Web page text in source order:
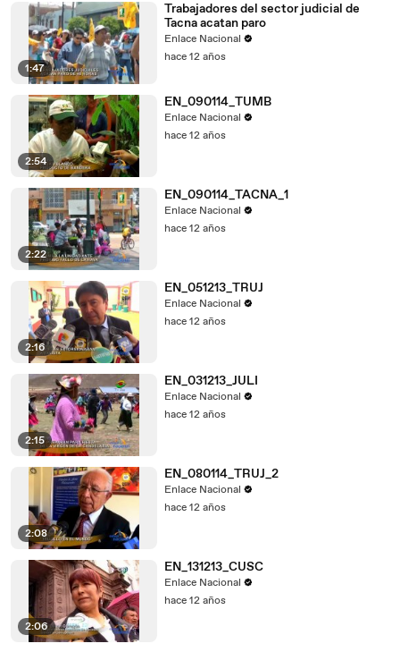
1:47
Trabajadores del sector judicial de
Tacna acatan paro
Enlace Nacional
hace 12 años
2:54
EN_090114_TUMB
Enlace Nacional
hace 12 años
2:22
EN_090114_TACNA_1
Enlace Nacional
hace 12 años
2:16
EN_051213_TRUJ
Enlace Nacional
hace 12 años
2:15
EN_031213_JULI
Enlace Nacional
hace 12 años
2:08
EN_080114_TRUJ_2
Enlace Nacional
hace 12 años
2:06
EN_131213_CUSC
Enlace Nacional
hace 12 años